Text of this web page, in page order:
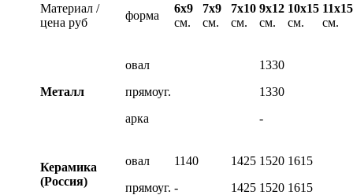
Материал /
цена руб
форма
6х9
см.
7х9
см.
7х10
см.
9х12
см.
10х15
см.
11х15
см.
Металл
овал
прямоуг.
арка
1330
1330
-
Керамика
(Россия)
овал
прямоуг.
1140
-
1425
1425
1520
1520
1615
1615